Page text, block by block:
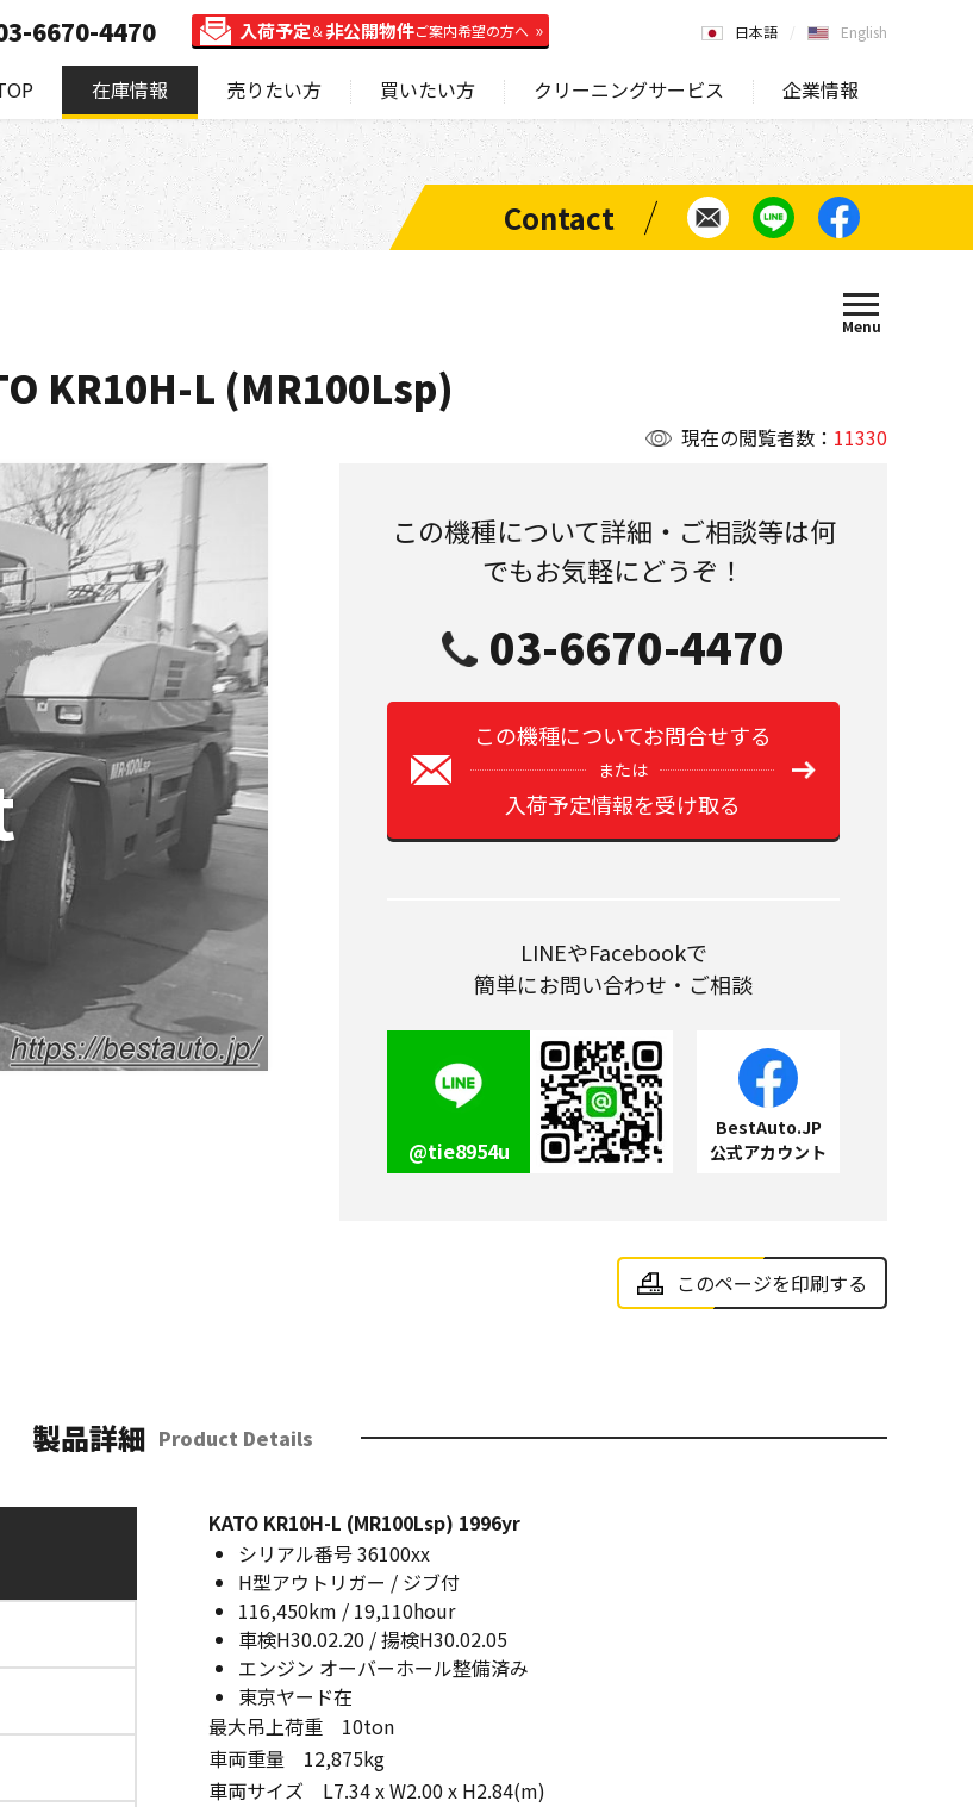
在庫情報 売りたい方 買いたい方 クリーニングサービス 企業情報
6670-4470 入荷予定＆非公開物件ご案内希望の方へ 日本語 English
現在の閲覧者数： 11330
KR10H-L (MR100Lsp)
この機種について詳細・ご相談等は何
でもお気軽にどうぞ！
03-6670-4470
この機種についてお問合せする
または
入荷予定情報を受け取る
LINEやFacebookで
簡単にお問い合わせ・ご相談
@tie8954u
BestAuto.JP
公式アカウント
このページを印刷する
製品詳細 Product Details
KATO KR10H-L (MR100Lsp) 1996yr
シリアル番号 36100xx
H型アウトリガー / ジブ付
116,450km / 19,110hour
車検H30.02.20 / 揚検H30.02.05
エンジン オーバーホール整備済み
東京ヤード在
最大吊上荷重 10ton
車両重量 12,875kg
車両サイズ L7.34 x W2.00 x H2.84(m)